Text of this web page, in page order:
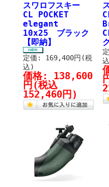
スワロフスキー
CL POCKET
elegant
10x25 ブラック
【即納】
定価: 169,400円(税
込)
価格: 138,600
円 (税込
152,460円)